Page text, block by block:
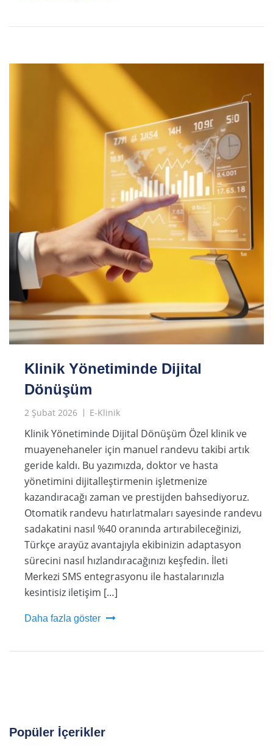
Klinik Yönetiminde Dijital
Dönüşüm
2 Şubat 2026 E-Klinik
Klinik Yönetiminde Dijital Dönüşüm Özel klinik ve
muayenehaneler için manuel randevu takibi artık
geride kaldı. Bu yazımızda, doktor ve hasta
yönetimini dijitalleştirmenin işletmenize
kazandıracağı zaman ve prestijden bahsediyoruz.
Otomatik randevu hatırlatmaları sayesinde randevu
sadakatini nasıl %40 oranında artırabileceğinizi,
Türkçe arayüz avantajıyla ekibinizin adaptasyon
sürecini nasıl hızlandıracağınızı keşfedin. İleti
Merkezi SMS entegrasyonu ile hastalarınızla
kesintisiz iletişim […]
Daha fazla göster
Popüler İçerikler